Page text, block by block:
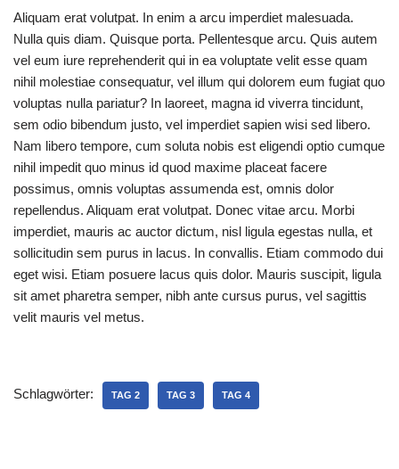
Aliquam erat volutpat. In enim a arcu imperdiet malesuada.
Nulla quis diam. Quisque porta. Pellentesque arcu. Quis autem
vel eum iure reprehenderit qui in ea voluptate velit esse quam
nihil molestiae consequatur, vel illum qui dolorem eum fugiat quo
voluptas nulla pariatur? In laoreet, magna id viverra tincidunt,
sem odio bibendum justo, vel imperdiet sapien wisi sed libero.
Nam libero tempore, cum soluta nobis est eligendi optio cumque
nihil impedit quo minus id quod maxime placeat facere
possimus, omnis voluptas assumenda est, omnis dolor
repellendus. Aliquam erat volutpat. Donec vitae arcu. Morbi
imperdiet, mauris ac auctor dictum, nisl ligula egestas nulla, et
sollicitudin sem purus in lacus. In convallis. Etiam commodo dui
eget wisi. Etiam posuere lacus quis dolor. Mauris suscipit, ligula
sit amet pharetra semper, nibh ante cursus purus, vel sagittis
velit mauris vel metus.
Schlagwörter: TAG 2 TAG 3 TAG 4